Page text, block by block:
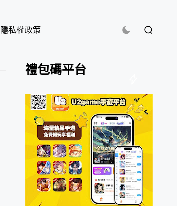
隱私權政策
禮包碼平台